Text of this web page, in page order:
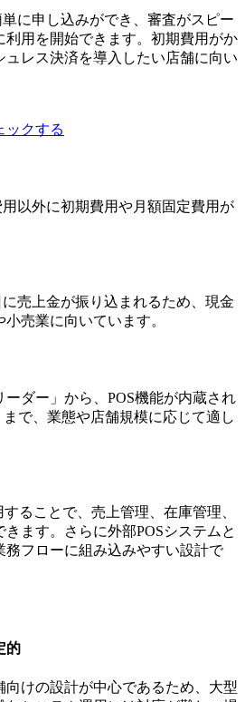
に申し込みができ、 審査がスピー
利用を開始できます。初期費用がか
レス決済を導入したい店舗に向い
ックする
以外に初期費用や月額固定費用が
売上金が振り込まれるため、現金
売業に向いています。
ーダー」から、POS機能が内蔵され
で、 業態や店舗規模に応じて適し
ることで、 売上管理、在庫管理、
きます。さらに外部POSシステムと
務フローに組み込みやすい設計で
的
けの設計が中心であるため、大型